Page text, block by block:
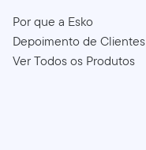
Por que a Esko
Depoimento de Clientes
Ver Todos os Produtos